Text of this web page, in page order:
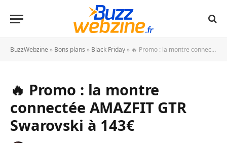
BuzzWebzine » Bons plans » Black Friday » 🔥 Promo : la montre connectée AMAZFIT GTR Swarovski à 143€
🔥 Promo : la montre
connectée AMAZFIT GTR
Swarovski à 143€